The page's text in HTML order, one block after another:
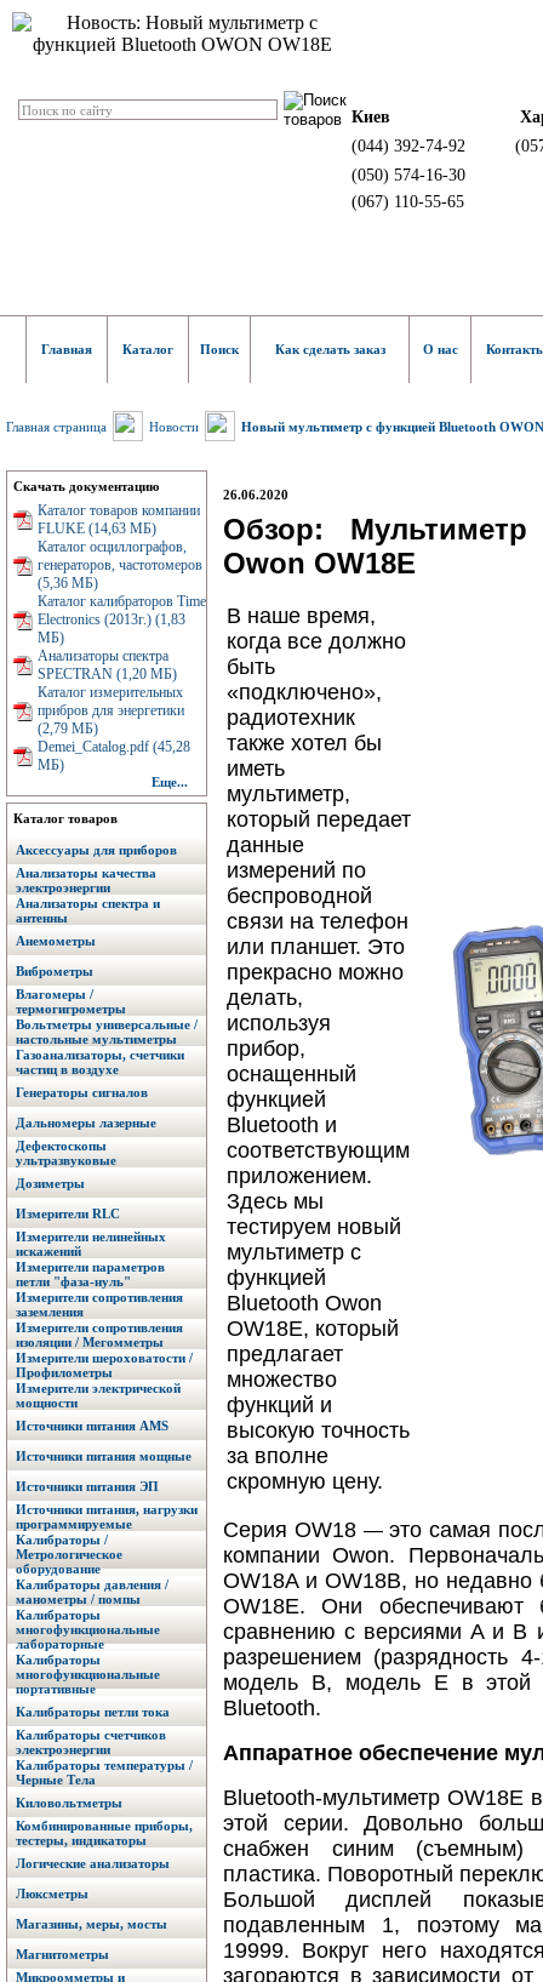
Киев
(044) 392-74-92
(050) 574-16-30
(067) 110-55-65
Главная Каталог Поиск Как сделать заказ О нас
Главная страница Новости Новый мультиметр с функцией Bluetooth
Скачать документацию
Каталог товаров компании
FLUKE (14,63 МБ)
Каталог осциллографов,
генераторов, частотомеров
(5,36 МБ)
Каталог калибраторов Time
Electronics (2013г.) (1,83
МБ)
Анализаторы спектра
SPECTRAN (1,20 МБ)
Каталог измерительных
прибров для энергетики
(2,79 МБ)
Demei_Catalog.pdf (45,28
МБ)
Еще...
Каталог товаров
Аксессуары для приборов
Анализаторы качества
электроэнергии
Анализаторы спектра и
антенны
Анемометры
Виброметры
Влагомеры /
термогигрометры
Вольтметры универсальные /
настольные мультиметры
Газоанализаторы, счетчики
частиц в воздухе
Генераторы сигналов
Дальномеры лазерные
Дефектоскопы
ультразвуковые
Дозиметры
Измерители RLC
Измерители нелинейных
искажений
Измерители параметров
петли "фаза-нуль"
Измерители сопротивления
заземления
Измерители сопротивления
изоляции / Мегомметры
Измерители шероховатости /
Профилометры
Измерители электрической
мощности
Источники питания AMS
Источники питания мощные
Источники питания ЭП
Источники питания, нагрузки
программируемые
Калибраторы /
Метрологическое
оборудование
Калибраторы давления /
манометры / помпы
Калибраторы
многофункциональные
лабораторные
Калибраторы
многофункциональные
портативные
Калибраторы петли тока
Калибраторы счетчиков
электроэнергии
Калибраторы температуры /
Черные Тела
Киловольтметры
Комбинированные приборы,
тестеры, индикаторы
Логические анализаторы
Люксметры
Магазины, меры, мосты
Магнитометры
Микроомметры и
26.06.2020
Обзор:
Owon OW18E
В наше время,
когда все должно
быть
«подключено»,
радиотехник
также хотел бы
иметь
мультиметр,
который передает
данные
измерений по
беспроводной
связи на телефон
или планшет. Это
прекрасно можно
делать,
используя
прибор,
оснащенный
функцией
Bluetooth и
соответствующим
приложением.
Здесь мы
тестируем новый
мультиметр с
функцией
Bluetooth Owon
OW18E, который
предлагает
множество
функций и
высокую точность
за вполне
скромную цену.
Серия OW18 —это самая
компании Owon.
OW18A и OW18B, но
OW18E. Они обеспечивают
сравнению с версиями A и B
разрешением (разрядность
модель B, модель E в этой
Bluetooth.
Аппаратное обеспечение
Bluetooth-мультиметр OW18E
этой серии. Довольно
снабжен синим (съемным)
пластика. Поворотный
Большой дисплей
подавленным 1, поэтому
19999. Вокруг него
загораются в зависимости